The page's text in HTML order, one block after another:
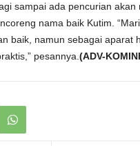
sampai ada pencurian akan
nama baik Kutim.
baik, namun sebagai aparat
pesannya. (ADV-